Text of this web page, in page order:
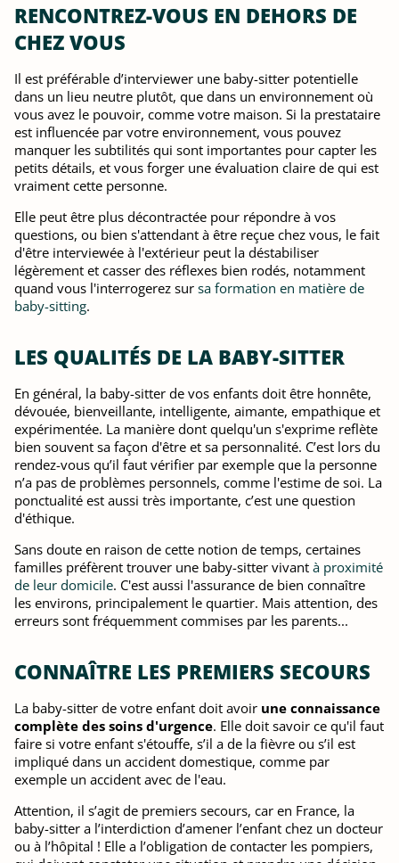
RENCONTREZ-VOUS EN DEHORS DE
CHEZ VOUS
Il est préférable d’interviewer une baby-sitter potentielle
dans un lieu neutre plutôt, que dans un environnement où
vous avez le pouvoir, comme votre maison. Si la prestataire
est influencée par votre environnement, vous pouvez
manquer les subtilités qui sont importantes pour capter les
petits détails, et vous forger une évaluation claire de qui est
vraiment cette personne.
Elle peut être plus décontractée pour répondre à vos
questions, ou bien s'attendant à être reçue chez vous, le fait
d'être interviewée à l'extérieur peut la déstabiliser
légèrement et casser des réflexes bien rodés, notamment
quand vous l'interrogerez sur sa formation en matière de
baby-sitting.
LES QUALITÉS DE LA BABY-SITTER
En général, la baby-sitter de vos enfants doit être honnête,
dévouée, bienveillante, intelligente, aimante, empathique et
expérimentée. La manière dont quelqu'un s'exprime reflète
bien souvent sa façon d'être et sa personnalité. C’est lors du
rendez-vous qu’il faut vérifier par exemple que la personne
n’a pas de problèmes personnels, comme l'estime de soi. La
ponctualité est aussi très importante, c’est une question
d'éthique.
Sans doute en raison de cette notion de temps, certaines
familles préfèrent trouver une baby-sitter vivant à proximité
de leur domicile. C'est aussi l'assurance de bien connaître
les environs, principalement le quartier. Mais attention, des
erreurs sont fréquemment commises par les parents...
CONNAÎTRE LES PREMIERS SECOURS
La baby-sitter de votre enfant doit avoir une connaissance
complète des soins d'urgence. Elle doit savoir ce qu'il faut
faire si votre enfant s'étouffe, s’il a de la fièvre ou s’il est
impliqué dans un accident domestique, comme par
exemple un accident avec de l'eau.
Attention, il s’agit de premiers secours, car en France, la
baby-sitter a l’interdiction d’amener l’enfant chez un docteur
ou à l’hôpital ! Elle a l’obligation de contacter les pompiers,